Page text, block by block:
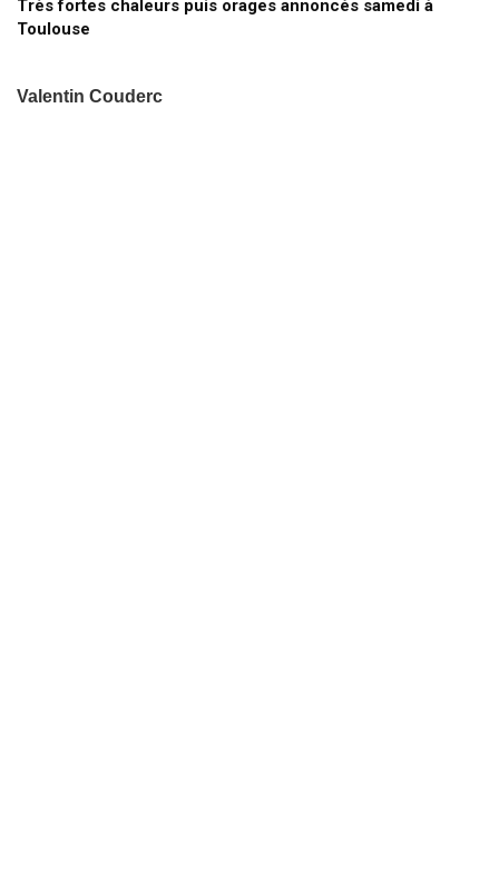
Très fortes chaleurs puis orages annoncés samedi à
Toulouse
Valentin Couderc